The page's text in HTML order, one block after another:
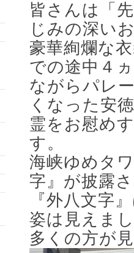
皆さんは「
じみの深い
豪華絢爛な
での途中４
ながらパレ
くなった安
霊をお慰め
す。
海峡ゆめタ
字』が披露
『外八文字
姿は見えま
多くの方が